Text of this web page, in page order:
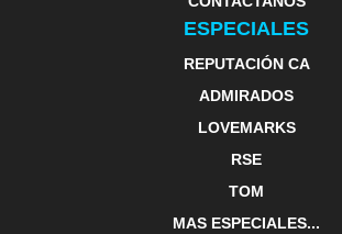
ESPECIALES
REPUTACIÓN CA
ADMIRADOS
LOVEMARKS
RSE
TOM
MAS ESPECIALES...